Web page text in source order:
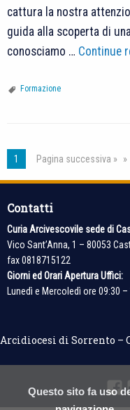
Questo sito fa uso
cattura la nostra
guida alla scoperta di
conosciamo … Continue
Formazione
1 Pagina successiva »
Contatti
Curia Arcivescovile sede di
Vico Sant’Anna, 1 – 80053
fax 0818715122
Giorni ed Orari Apertura Uffici:
Lunedì e Mercoledì ore 09:30 –
Arcidiocesi di Sorrento –